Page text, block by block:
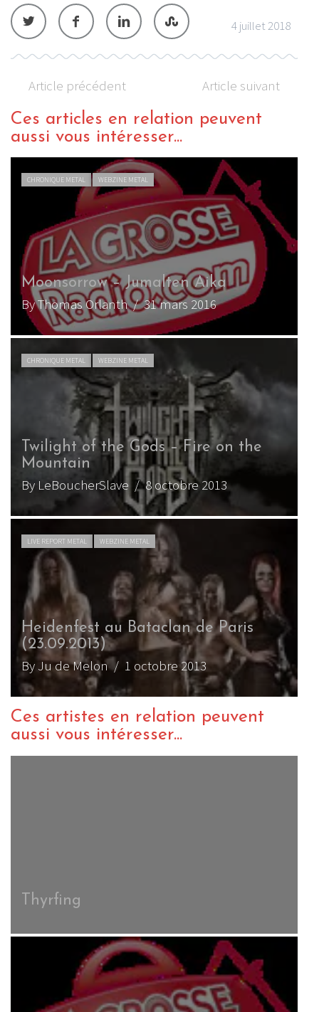
4 juillet 2018
Article précédent Article suivant
Ces articles en relation peuvent
aussi vous intéresser...
CHRONIQUE METAL WEBZINE METAL
Moonsorrow – Jumalten Aika
By Thomas Orlanth/ 31 mars 2016
CHRONIQUE METAL WEBZINE METAL
Twilight of the Gods – Fire on the
Mountain
By LeBoucherSlave / 8 octobre 2013
LIVE REPORT METAL WEBZINE METAL
Heidenfest au Bataclan de Paris
(23.09.2013)
By Ju de Melon/ 1 octobre 2013
Ces artistes en relation peuvent
aussi vous intéresser...
Thyrfing